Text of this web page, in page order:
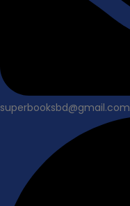
superbooksbd@gmail.com